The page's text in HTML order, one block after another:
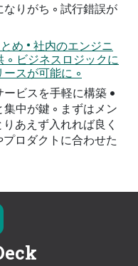
りがち ◦ 試⾏錯誤が
• 社内のエンジニ
◦ ビジネスロジックに
スが可能に ◦
ビスを⼿軽に構築 •
中が鍵 ◦ まずはメン
あえず⼊れれば良く
ロダクトに合わせた